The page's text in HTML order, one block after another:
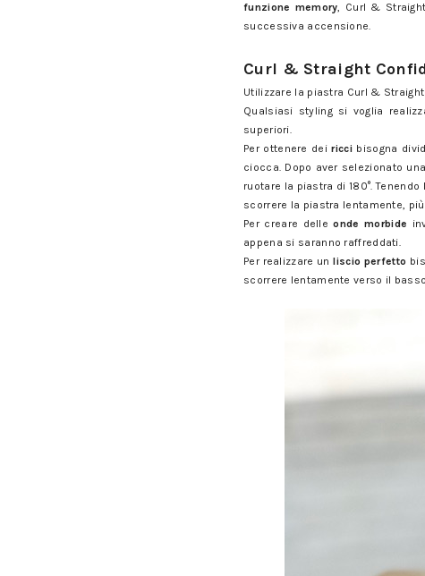
funzione memory, Curl &
successiva accensione.
Curl & Straight
Utilizzare la piastra Curl &
Qualsiasi styling si voglia
superiori.
Per ottenere deiriccibisogna
ciocca. Dopo aver selezionato
ruotare la piastra di 180°.
scorrere la piastra lentamente,
Per creare delleonde morbide
appena si saranno raffreddati.
Per realizzare unliscio perfetto
scorrere lentamente verso il